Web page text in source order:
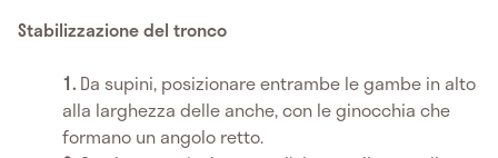
Stabilizzazione del tronco
Da supini, posizionare entrambe le gambe in alto
alla larghezza delle anche, con le ginocchia che
formano un angolo retto.